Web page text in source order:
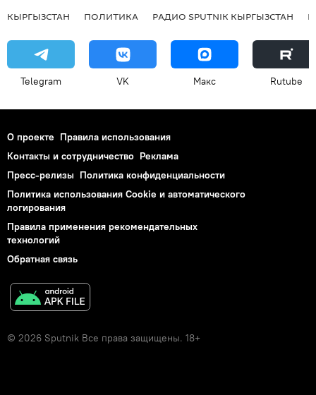
КЫРГЫЗСТАН ПОЛИТИКА РАДИО SPUTNIK КЫРГЫЗСТАН
Telegram VK Макс Rutube
О проекте Правила использования
Контакты и сотрудничество Реклама
Пресс-релизы Политика конфиденциальности
Политика использования Cookie и автоматического
логирования
Правила применения рекомендательных
технологий
Обратная связь
© 2026 Sputnik Все права защищены. 18+